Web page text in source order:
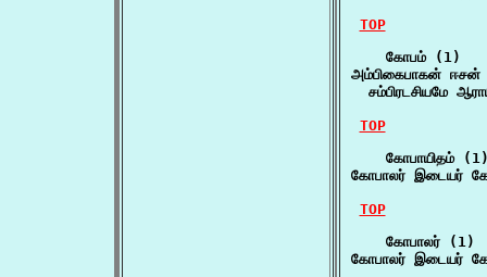
TOP
    கோபம் (1)
அம்பிகைபாகன்
சம்பிரடசியமே
TOP
கோபாயிதம்
கோபாலர் இடையர்
TOP
    கோபாலர் (1)
கோபாலர் இடையர்